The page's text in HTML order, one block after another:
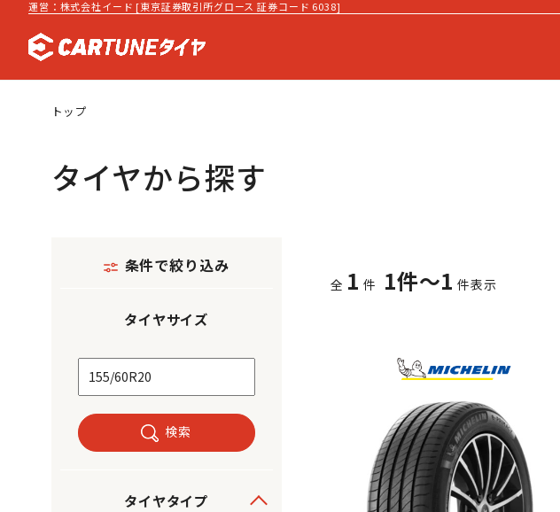
運営：株式会社イード [東京証券取引所グロース 証券コード 6038]
トップ
タイヤから探す
条件で絞り込み
タイヤサイズ
検索
タイヤタイプ
全 1 件 1件～1 件表示